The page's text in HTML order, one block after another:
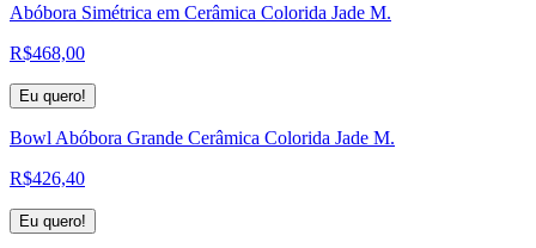
Abóbora Simétrica em Cerâmica Colorida Jade M.
R$468,00
Eu quero!
Bowl Abóbora Grande Cerâmica Colorida Jade M.
R$426,40
Eu quero!